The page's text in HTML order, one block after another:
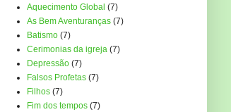
Aquecimento Global (7)
As Bem Aventuranças (7)
Batismo (7)
Cerimonias da igreja (7)
Depressão (7)
Falsos Profetas (7)
Filhos (7)
Fim dos tempos (7)